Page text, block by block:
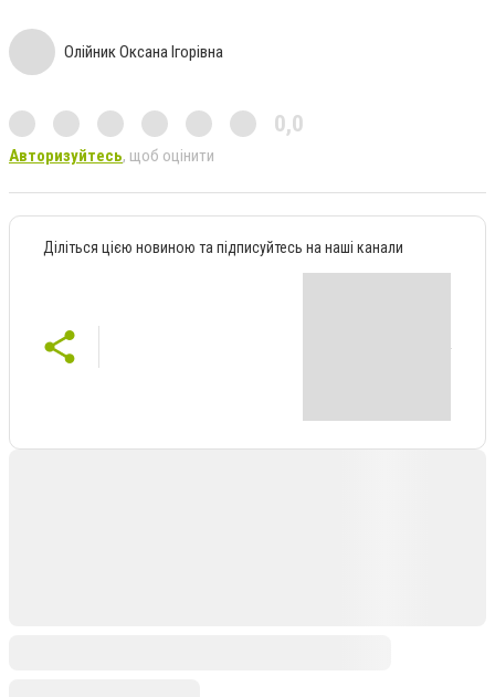
Олійник Оксана Ігорівна
0,0
Авторизуйтесь, щоб оцінити
Діліться цією новиною та підписуйтесь на наші канали